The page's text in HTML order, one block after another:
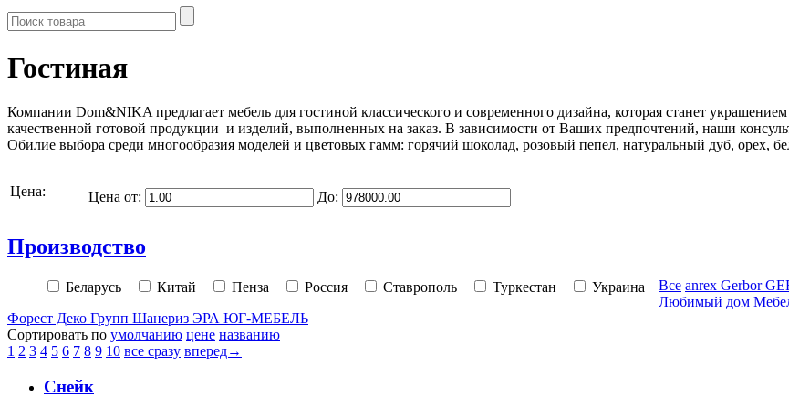
Гостиная
Компании Dom&NIKA предлагает мебель для гостиной классического и современного дизайна, которая станет
качественной готовой продукции и изделий, выполненных на заказ. В зависимости от Ваших предпочтений, наши
Обилие выбора среди многообразия моделей и цветовых гамм: горячий шоколад, розовый пепел, натуральный дуб, орех,
Цена: Цена от: До:
Производство
Беларусь Китай Пенза Россия Ставрополь Туркестан Украина Все anrex Gerbor
Любимый дом
Форест Деко Групп Шанериз ЭРА ЮГ-МЕБЕЛЬ
Сортировать по умолчанию цене названию
1 2 3 4 5 6 7 8 9 10 все сразу вперед→
Снейк